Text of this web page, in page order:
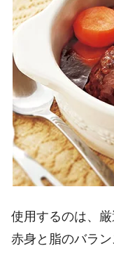
使用するのは、
赤身と脂のバラ